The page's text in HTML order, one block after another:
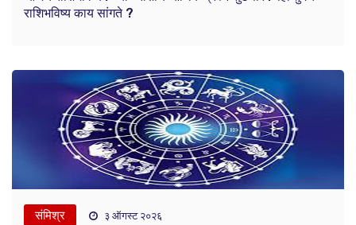
राशिभविष्य काय सांगते ?
संमिश्र ३ ऑगस्ट २०२६